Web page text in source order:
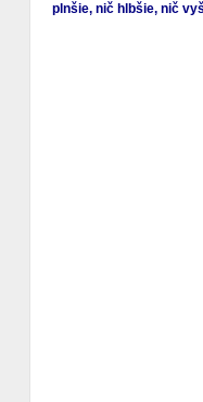
plnšie, nič hlbšie, nič